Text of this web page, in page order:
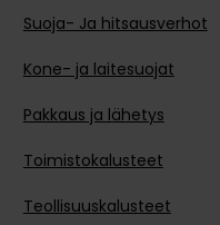
Suoja- Ja hitsausverhot
Kone- ja laitesuojat
Pakkaus ja lähetys
Toimistokalusteet
Teollisuuskalusteet